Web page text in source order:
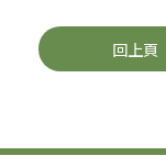
回上頁